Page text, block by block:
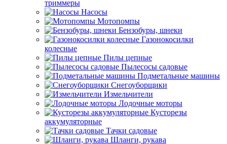
триммеры
Насосы
Мотопомпы
Бензобуры, шнеки
Газонокосилки
колесные
Пилы цепные
Пылесосы садовые
Подметальные машины
Снегоуборщики
Измельчители
Лодочные моторы
Кусторезы
аккумуляторные
Тачки садовые
Шланги, рукава